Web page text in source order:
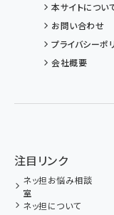
本サイトについ
お問い合わせ
プライバシーポ
会社概要
注目リンク
ネッ担お悩み相談
室
ネッ担について